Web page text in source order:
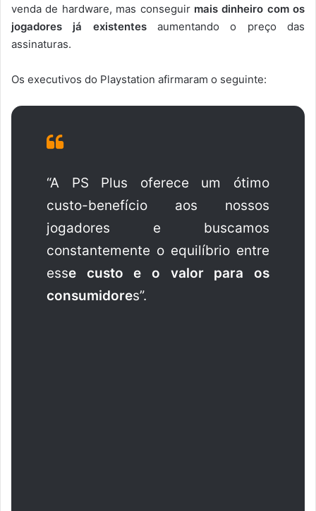
venda de hardware, mas conseguir mais dinheiro com os
jogadores já existentesaumentando o preço das
assinaturas.
Os executivos do Playstation afirmaram o seguinte:
“A PS Plus oferece um ótimo
custo-benefício aos nossos
jogadores e buscamos
constantemente o equilíbrio entre
esse custo e o valor para os
consumidores”.